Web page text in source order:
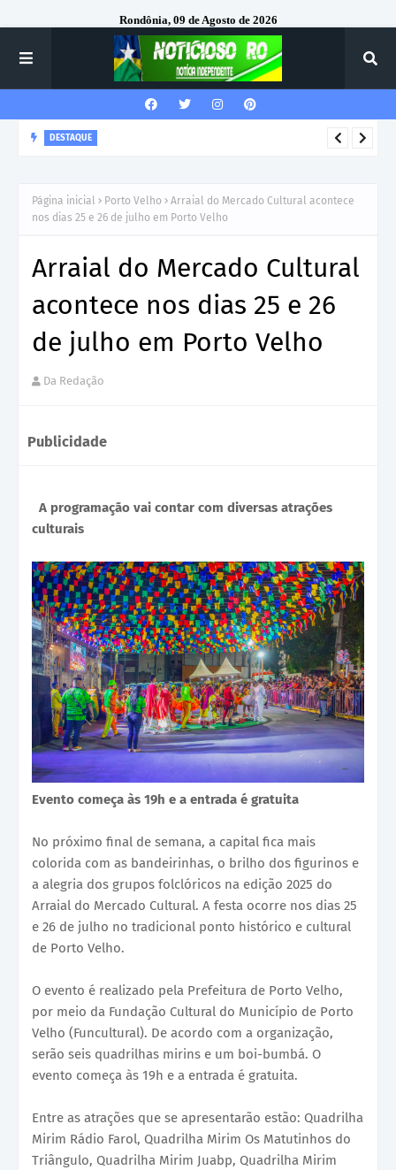
Rondônia, 09 de Agosto de 2026
DESTAQUE
Página inicial Porto Velho
Arraial do Mercado Cultural acontece
nos dias 25 e 26 de julho em Porto Velho
Arraial do Mercado Cultural
acontece nos dias 25 e 26
de julho em Porto Velho
Da Redação
Publicidade
A programação vai contar com diversas atrações
culturais
Evento começa às 19h e a entrada é gratuita
No próximo final de semana, a capital fica mais
colorida com as bandeirinhas, o brilho dos figurinos e
a alegria dos grupos folclóricos na edição 2025 do
Arraial do Mercado Cultural. A festa ocorre nos dias 25
e 26 de julho no tradicional ponto histórico e cultural
de Porto Velho.
O evento é realizado pela Prefeitura de Porto Velho,
por meio da Fundação Cultural do Município de Porto
Velho (Funcultural). De acordo com a organização,
serão seis quadrilhas mirins e um boi-bumbá. O
evento começa às 19h e a entrada é gratuita.
Entre as atrações que se apresentarão estão: Quadrilha
Mirim Rádio Farol, Quadrilha Mirim Os Matutinhos do
Triângulo, Quadrilha Mirim Juabp, Quadrilha Mirim